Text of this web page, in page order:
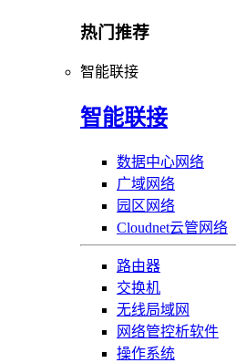
热门推荐
智能联接
智能联接
数据中心网络
广域网络
园区网络
Cloudnet云管网络
路由器
交换机
无线局域网
网络管控析软件
操作系统